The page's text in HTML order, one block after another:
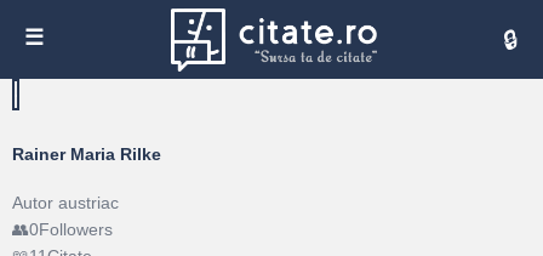
Rainer Maria Rilke
Autor austriac
0Followers